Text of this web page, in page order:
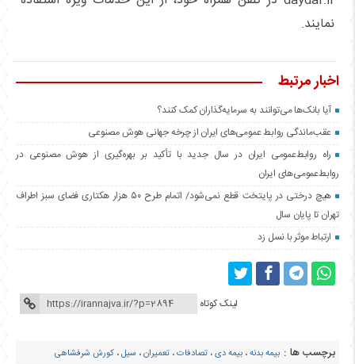
نمایند.
اخبار مرتبط
آیا بانک‌ها می‌توانند به سرمایه‌گذاران کمک کنند؟
عقب‌ماندگی روابط عمومی‌های ایران از چرخه جهانی هوش مصنوعی
راه روابط‌عمومی ایران در سال جدید با تأکید بر بهره‌گیری از هوش مصنوعی در
روابط‌عمومی‌های ایران
هیچ درختی در پایتخت قطع نمی‌شود/ اتمام طرح ۵۰ هزار هکتاری فضای سبز اطراف
تهران تا پایان سال
ارتباط موثر با نسل زد
لینک کوتاه
برچسب ها : بیمه بدنه، بیمه دی، تصادفات، تعمیران، سیل، کورش شرفشاهی